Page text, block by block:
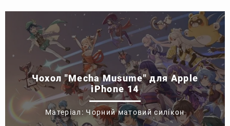
Чохол "Mecha Musume" для Apple
iPhone 14
Матеріал: Чорний матовий силікон